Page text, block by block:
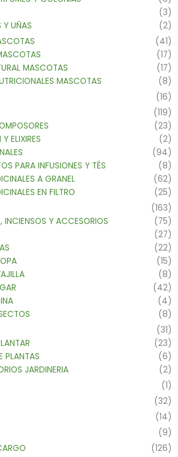
(3)
Y UÑAS
(2)
(41)
(17)
MASCOTAS
(17)
MASCOTAS
(8)
(16)
(119)
(23)
ELIXIRES
(2)
(94)
PARA INFUSIONES Y TÉS
(8)
A GRANEL
(62)
EN FILTRO
(25)
(163)
INCIENSOS Y ACCESORIOS
(75)
(27)
(22)
(15)
(8)
(42)
(4)
(8)
(31)
(23)
PLANTAS
(6)
JARDINERIA
(2)
(1)
(32)
(14)
(9)
(126)